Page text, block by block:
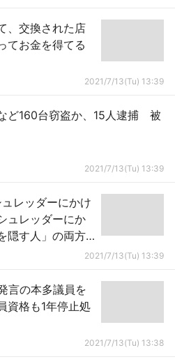
、交換された店
てお金を得てる
2021/7/13(Tu) 13:39
ど160台窃盗か、15人逮捕 被
2021/7/13(Tu) 13:39
ュレッダーにかけ
ュレッダーにか
隠す人」の両方
の多様性を感じ2021/7/13(Tu) 13:39
言の本多議員を
資格も1年停止処
2021/7/13(Tu) 13:38